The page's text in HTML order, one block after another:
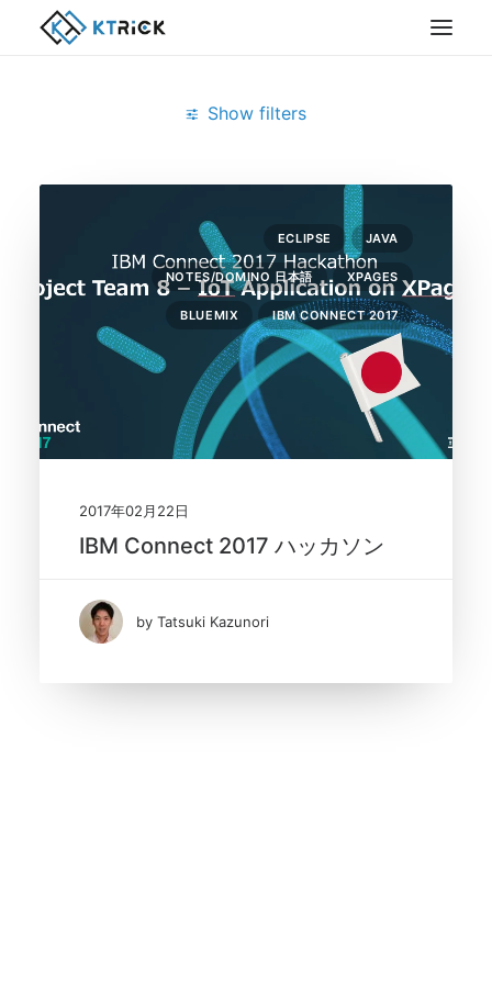
Show filters
ECLIPSE JAVA
NOTES/DOMINO 日本語 XPAGES
BLUEMIX IBM CONNECT 2017
2017年02月22日
IBM Connect 2017 ハッカソン
by Tatsuki Kazunori